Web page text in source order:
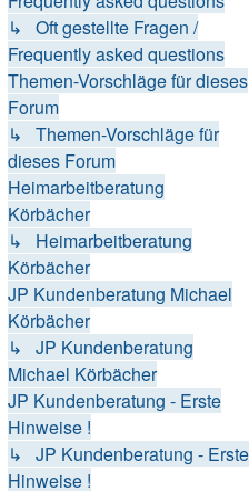
↳ Oft gestellte Fragen /
Frequently asked questions
Themen-Vorschläge für dieses
Forum
↳ Themen-Vorschläge für
dieses Forum
Heimarbeitberatung
Körbächer
↳ Heimarbeitberatung
Körbächer
JP Kundenberatung Michael
Körbächer
↳ JP Kundenberatung
Michael Körbächer
JP Kundenberatung - Erste
Hinweise !
↳ JP Kundenberatung - Erste
Hinweise !